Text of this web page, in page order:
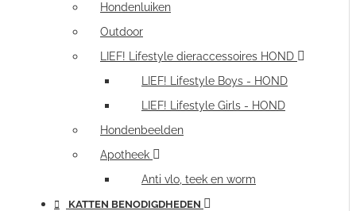
Hondenluiken
Outdoor
LIEF! Lifestyle dieraccessoires HOND
LIEF! Lifestyle Boys - HOND
LIEF! Lifestyle Girls - HOND
Hondenbeelden
Apotheek
Anti vlo, teek en worm
KATTEN BENODIGDHEDEN